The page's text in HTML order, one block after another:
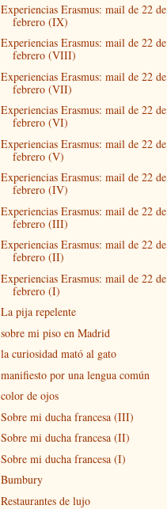
Experiencias Erasmus: mail de 22 de
febrero (IX)
Experiencias Erasmus: mail de 22 de
febrero (VIII)
Experiencias Erasmus: mail de 22 de
febrero (VII)
Experiencias Erasmus: mail de 22 de
febrero (VI)
Experiencias Erasmus: mail de 22 de
febrero (V)
Experiencias Erasmus: mail de 22 de
febrero (IV)
Experiencias Erasmus: mail de 22 de
febrero (III)
Experiencias Erasmus: mail de 22 de
febrero (II)
Experiencias Erasmus: mail de 22 de
febrero (I)
La pija repelente
sobre mi piso en Madrid
la curiosidad mató al gato
manifiesto por una lengua común
color de ojos
Sobre mi ducha francesa (III)
Sobre mi ducha francesa (II)
Sobre mi ducha francesa (I)
Bumbury
Restaurantes de lujo